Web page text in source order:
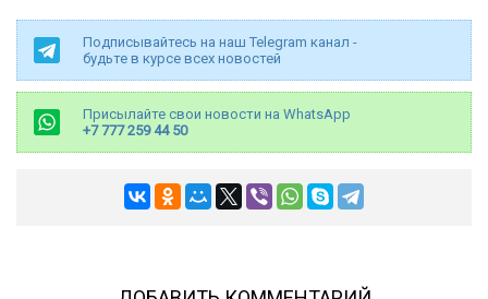
Подписывайтесь на наш Telegram канал -
будьте в курсе всех новостей
Присылайте свои новости на WhatsApp
+7 777 259 44 50